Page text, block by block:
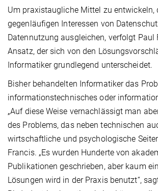
Um praxistaugliche Mittel zu entwickeln,
gegenläufigen Interessen von
Datennutzung ausgleichen, verfolgt Paul
Ansatz, der sich von den
Informatiker grundlegend unterscheidet.
Bisher behandelten Informatiker das
informationstechnisches oder
„Auf diese Weise vernachlässigt man
des Problems, das neben technischen
wirtschaftliche und psychologische
Francis. „Es wurden Hunderte von
Publikationen geschrieben, aber kaum
Lösungen wird in der Praxis benutzt“,